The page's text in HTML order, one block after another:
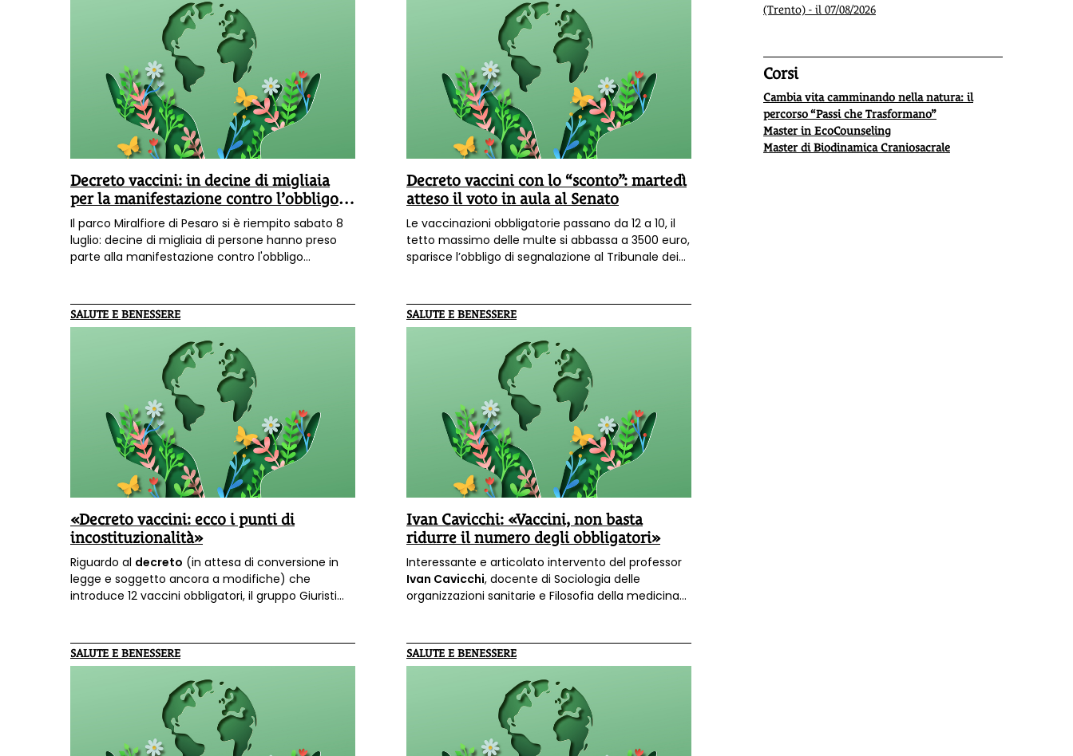
Decreto vaccini: in decine di migliaia
per la manifestazione contro l’obbligo a
Pesaro
Il parco Miralfiore di Pesaro si è riempito sabato 8
luglio: decine di migliaia di persone hanno preso
parte alla manifestazione contro l'obbligo
Decreto vaccini con lo “sconto”: martedì
atteso il voto in aula al Senato
Le vaccinazioni obbligatorie passano da 12 a 10, il
tetto massimo delle multe si abbassa a 3500 euro,
sparisce l’obbligo di segnalazione al Tribunale dei
Lorenzin che approderà in aula martedì 11 luglio.
SALUTE E BENESSERE
«Decreto vaccini: ecco i punti di
incostituzionalità»
Riguardo al decreto (in attesa di conversione in
legge e soggetto ancora a modifiche) che
introduce 12 vaccini obbligatori, il gruppo Giuristi
questo movimento, si connotano per
incostituzionalità.
SALUTE E BENESSERE
Ivan Cavicchi: «Vaccini, non basta
ridurre il numero degli obbligatori»
Interessante e articolato intervento del professor
Ivan Cavicchi, docente di Sociologia delle
organizzazioni sanitarie e Filosofia della medicina
ridurre il numero dei vaccini o abbassare le soglie
dell’herd immunity, se il decreto resta
fondamentalmente fuori da qualsiasi idea di
alleanza terapeutica?».
SALUTE E BENESSERE SALUTE E BENESSERE
(Trento) - il 07/08/2026
Corsi
Cambia vita camminando nella natura: il
percorso “Passi che Trasformano”
Master in EcoCounseling
Master di Biodinamica Craniosacrale